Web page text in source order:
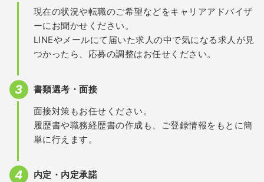
現在の状況や転職のご希望などをキャリアアドバイザ
ーにお聞かせください。
LINEやメールにて届いた求人の中で気になる求人が見
つかったら、応募の調整はお任せください。
書類選考・面接
面接対策もお任せください。
履歴書や職務経歴書の作成も、ご登録情報をもとに簡
単に行えます。
内定・内定承諾